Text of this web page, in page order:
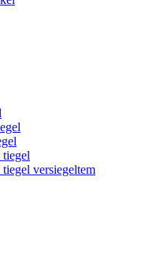
tiegel
versiegeltem